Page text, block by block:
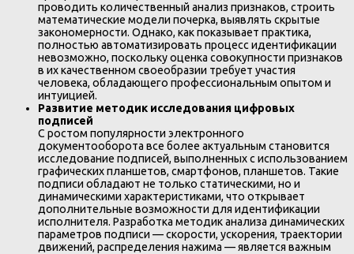
проводить количественный анализ признаков, строить
математические модели почерка, выявлять скрытые
закономерности. Однако, как показывает практика,
полностью автоматизировать процесс идентификации
невозможно, поскольку оценка совокупности признаков
в их качественном своеобразии требует участия
человека, обладающего профессиональным опытом и
интуицией.
Развитие методик исследования цифровых
подписей
С ростом популярности электронного
документооборота все более актуальным становится
исследование подписей, выполненных с использованием
графических планшетов, смартфонов, планшетов. Такие
подписи обладают не только статическими, но и
динамическими характеристиками, что открывает
дополнительные возможности для идентификации
исполнителя. Разработка методик анализа динамических
параметров подписи — скорости, ускорения, траектории
движений, распределения нажима — является важным